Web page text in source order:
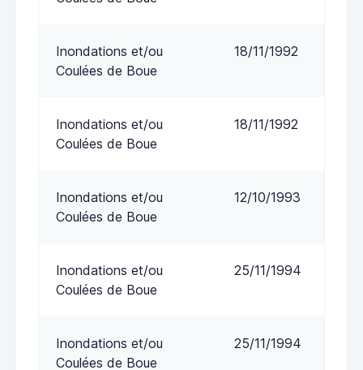
Inondations et/ou
Coulées de Boue
18/11/1992
Inondations et/ou
Coulées de Boue
18/11/1992
Inondations et/ou
Coulées de Boue
12/10/1993
Inondations et/ou
Coulées de Boue
25/11/1994
Inondations et/ou
Coulées de Boue
25/11/1994